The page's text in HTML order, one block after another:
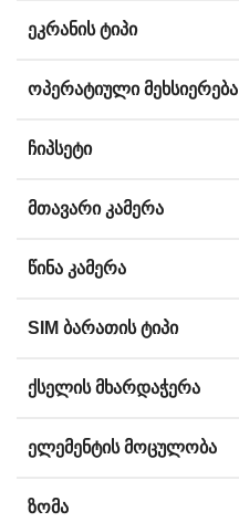
ᲔᲙᲠᲐᲜᲘᲡ ᲢᲘᲞᲘ
ᲝᲞᲔᲠᲐᲢᲘᲣᲚᲘ ᲛᲔᲮᲡᲘᲔᲠᲔᲑᲐ
ᲩᲘᲞᲡᲔᲢᲘ
ᲛᲗᲐᲕᲐᲠᲘ ᲙᲐᲛᲔᲠᲐ
ᲬᲘᲜᲐ ᲙᲐᲛᲔᲠᲐ
SIM ᲑᲐᲠᲐᲗᲘᲡ ᲢᲘᲞᲘ
ᲥᲡᲔᲚᲘᲡ ᲛᲮᲐᲠᲓᲐᲭᲔᲠᲐ
ᲔᲚᲔᲛᲔᲜᲢᲘᲡ ᲛᲝᲪᲣᲚᲝᲑᲐ
ᲖᲝᲛᲐ